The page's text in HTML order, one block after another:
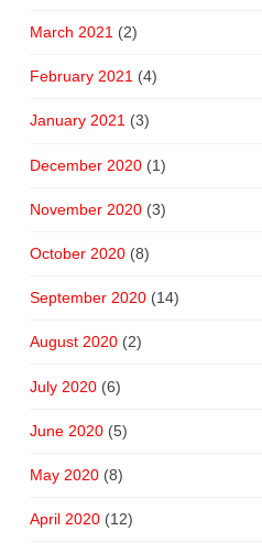
March 2021 (2)
February 2021(4)
January 2021(3)
December 2020(1)
November 2020(3)
October 2020(8)
September 2020(14)
August 2020(2)
July 2020(6)
June 2020(5)
May 2020(8)
April 2020(12)